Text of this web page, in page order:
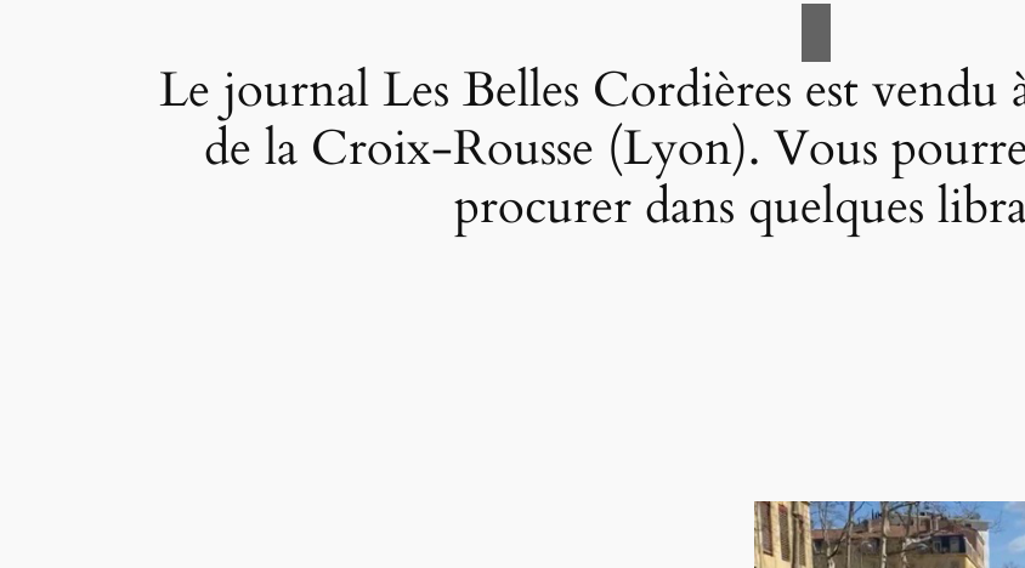
Le journal Les Belles Cordières est vendu
de la Croix-Rousse (Lyon). Vous
procurer dans quelques